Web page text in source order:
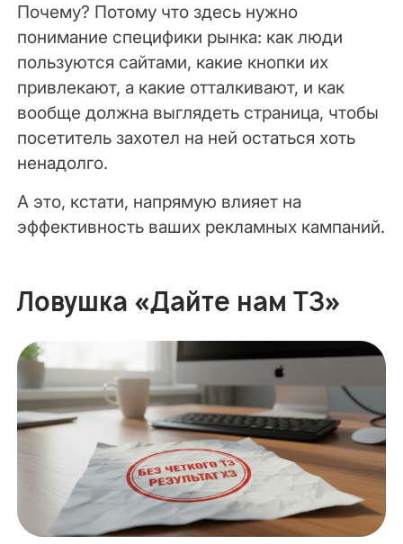
Почему? Потому что здесь нужно
понимание специфики рынка: как люди
пользуются сайтами, какие кнопки их
привлекают, а какие отталкивают, и как
вообще должна выглядеть страница, чтобы
посетитель захотел на ней остаться хоть
ненадолго.
А это, кстати, напрямую влияет на
эффективность ваших рекламных кампаний.
Ловушка «Дайте нам ТЗ»